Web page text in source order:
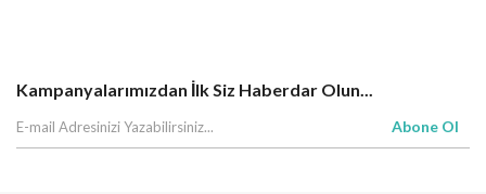
Kampanyalarımızdan İlk Siz Haberdar Olun...
Abone Ol